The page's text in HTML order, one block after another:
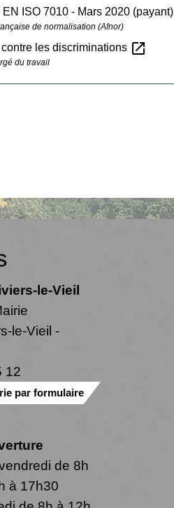
EN ISO 7010 - Mars 2020 (payant)
de normalisation (Afnor)
les discriminations open_in_new
du travail
le-Vieil
le-Vieil -
12
par formulaire
de 8h
à 17h30